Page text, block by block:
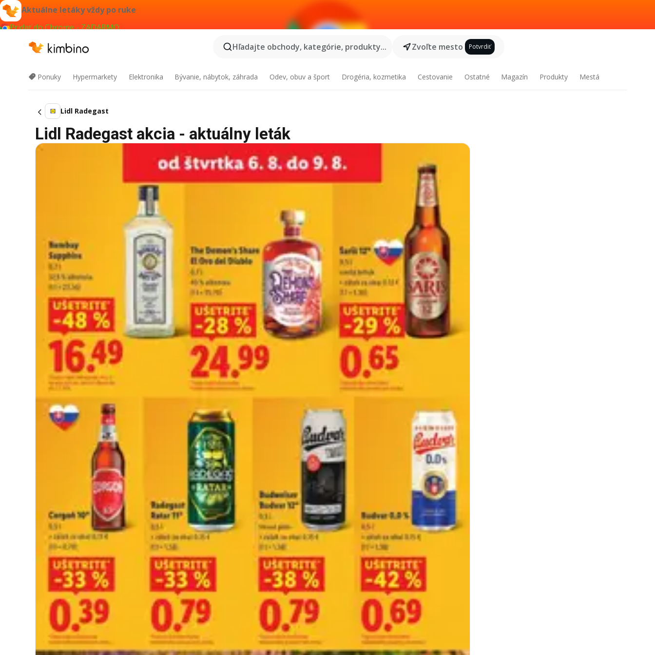
Aktuálne letáky vždy po ruke
Pridať do Chrome - ZADARMO
Hľadajte obchody, kategórie, produkty...
Zvoľte mesto Potvrdiť
Ponuky Hypermarkety Elektronika Bývanie, nábytok, záhrada Odev, obuv a šport Drogéria, kozmetika Cestovanie Ostatné Magazín Produkty Mestá
Lidl Radegast
Lidl Radegast akcia - aktuálny leták